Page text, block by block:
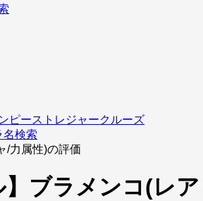
ピーストレジャークルーズ
名検索
/力属性)の評価
】ブラメンコ(レア